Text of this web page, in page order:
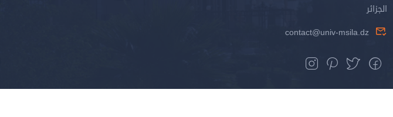
الجزائر
contact@univ-msila.dz